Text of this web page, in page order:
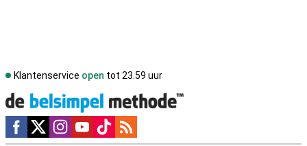
Klantenservice open tot 23.59 uur
Social media